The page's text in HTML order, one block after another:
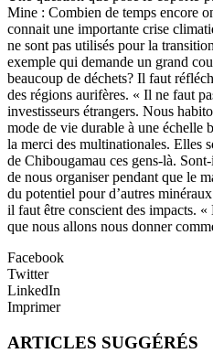
Mine : Combien de temps encore
connait une importante crise
ne sont pas utilisés pour la
exemple qui demande un grand
beaucoup de déchets? Il faut
des régions aurifères. « Il ne faut
investisseurs étrangers. Nous
mode de vie durable à une échelle
la merci des multinationales. Elles
de Chibougamau ces gens-là.
de nous organiser pendant que le
du potentiel pour d’autres
il faut être conscient des impacts.
que nous allons nous donner
Facebook
Twitter
LinkedIn
Imprimer
ARTICLES SUGGÉRÉS